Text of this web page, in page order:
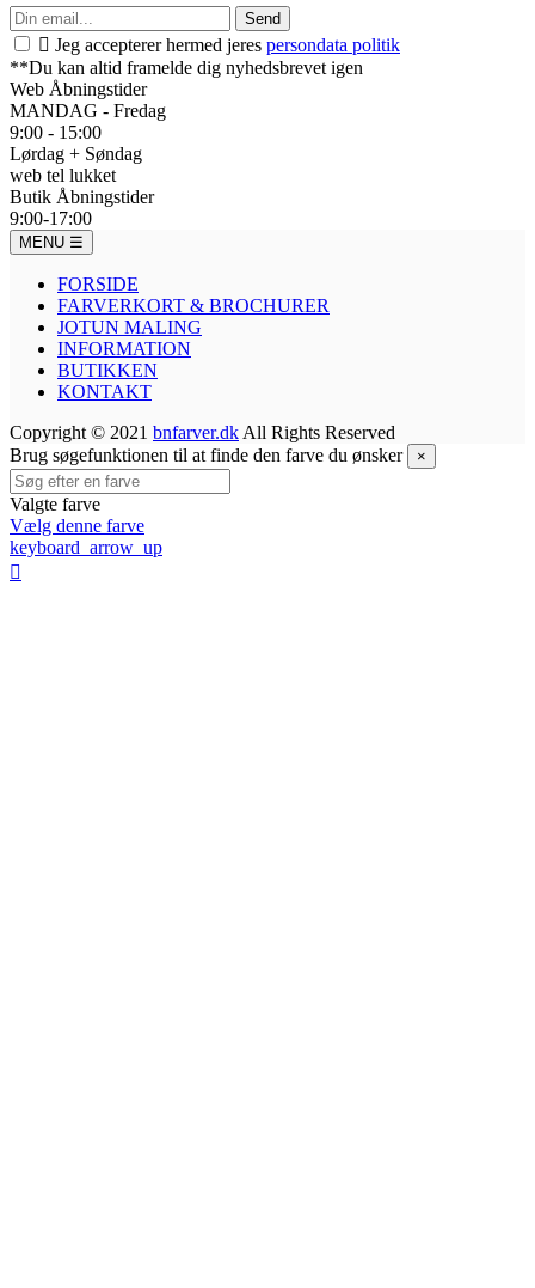
Send
 Jeg accepterer hermed jeres persondata politik
**Du kan altid framelde dig nyhedsbrevet igen
Web Åbningstider
MANDAG - Fredag
9:00 - 15:00
Lørdag + Søndag
web tel lukket
Butik Åbningstider
9:00-17:00
MENU ☰
FORSIDE
FARVERKORT & BROCHURER
JOTUN MALING
INFORMATION
BUTIKKEN
KONTAKT
Copyright © 2021 bnfarver.dkAll Rights Reserved
Brug søgefunktionen til at finde den farve du ønsker
×
Valgte farve
Vælg denne farve
keyboard_arrow_up
